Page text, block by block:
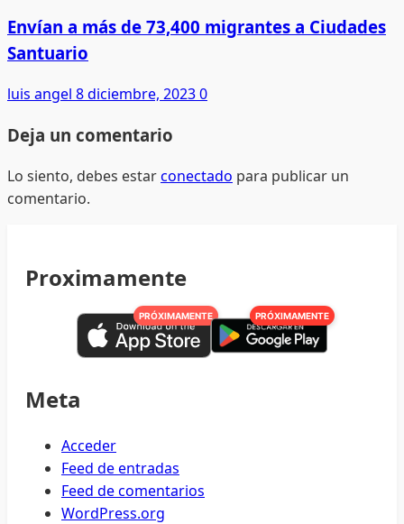
Envían a más de 73,400 migrantes a Ciudades
Santuario
luis angel 8 diciembre, 20230
Deja un comentario
Lo siento, debes estarconectado para publicar un
comentario.
Proximamente
PRÓXIMAMENTE PRÓXIMAMENTE
Meta
Acceder
Feed de entradas
Feed de comentarios
WordPress.org